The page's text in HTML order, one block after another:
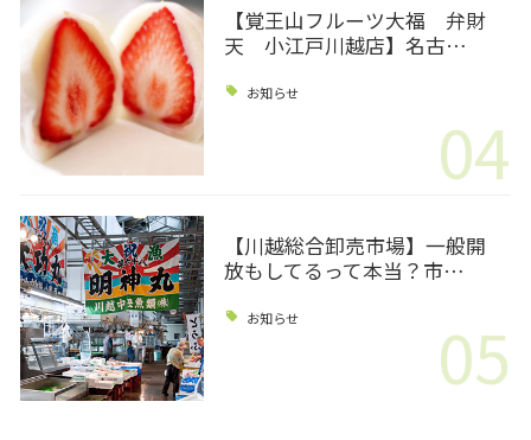
【覚王山フルーツ大福 弁財
天 小江戸川越店】名古…
お知らせ
04
【川越総合卸売市場】一般開
放もしてるって本当？市…
お知らせ 05